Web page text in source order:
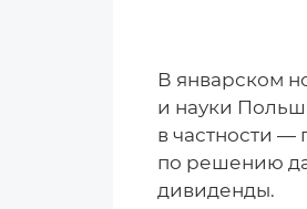
В январском
и науки
в частности —
по решению
дивиденды.